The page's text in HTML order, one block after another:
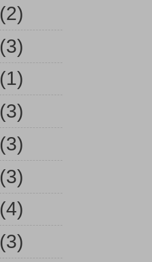
(2)
(3)
(1)
(3)
(3)
(3)
(4)
(3)